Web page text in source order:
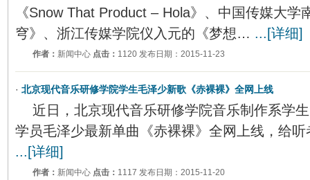
《Snow That Product – Hola》、中国传媒大学
穹》、浙江传媒学院仪入元的《梦想… ...[详细]
作者： 新闻中心 点击： 1120 发布日期：2015-11-23
· 北京现代音乐研修学院学生毛泽少新歌《赤裸裸》全网上线
近日，北京现代音乐研修学院音乐制作系学
学员毛泽少最新单曲《赤裸裸》全网上线，给
...[详细]
作者： 新闻中心 点击： 1117 发布日期：2015-11-20